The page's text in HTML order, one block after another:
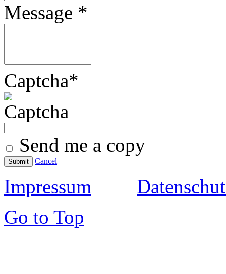
Message *
Captcha*
Send me a copy
Submit Cancel
Impressum
Go to Top